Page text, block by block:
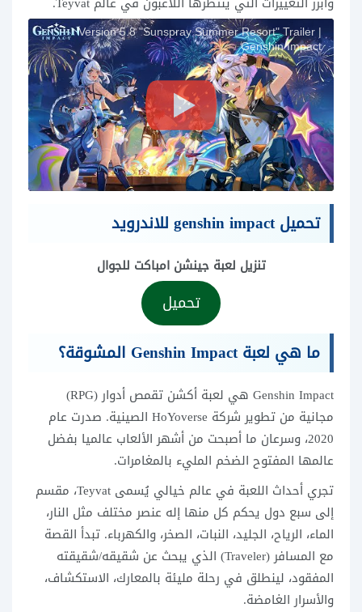
Version 5.8 "Sunspray Summer Resort" Trailer |
Genshin Impact
تحميل genshin impact للاندرويد
تنزيل لعبة جينشن امباكت للجوال
تحميل
ما هي لعبة Genshin Impact المشوقة؟
Genshin Impact هي لعبة أكشن تقمص أدوار (RPG)
مجانية من تطوير شركة HoYoverse الصينية. صدرت عام
2020، وسرعان ما أصبحت من أشهر الألعاب عالميا بفضل
عالمها المفتوح الضخم المليء بالمغامرات.
تجري أحداث اللعبة في عالم خيالي يُسمى Teyvat، مقسم
إلى سبع دول يحكم كل منها إله عنصر مختلف مثل النار،
الماء، الرياح، الجليد، النبات، الصخر، والكهرباء. تبدأ القصة
مع المسافر (Traveler) الذي يبحث عن شقيقه/شقيقته
المفقود، لينطلق في رحلة مليئة بالمعارك، الاستكشاف،
والأسرار الغامضة.